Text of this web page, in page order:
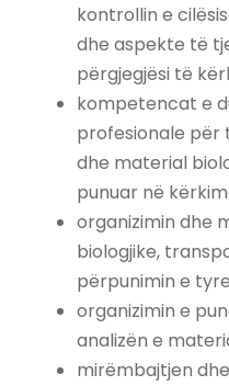
kontrollin e
dhe aspekte të
përgjegjësi të
kompetencat e
profesionale për
dhe material
punuar në
organizimin dhe
biologjike,
përpunimin e
organizimin e
analizën e
mirëmbajtjen